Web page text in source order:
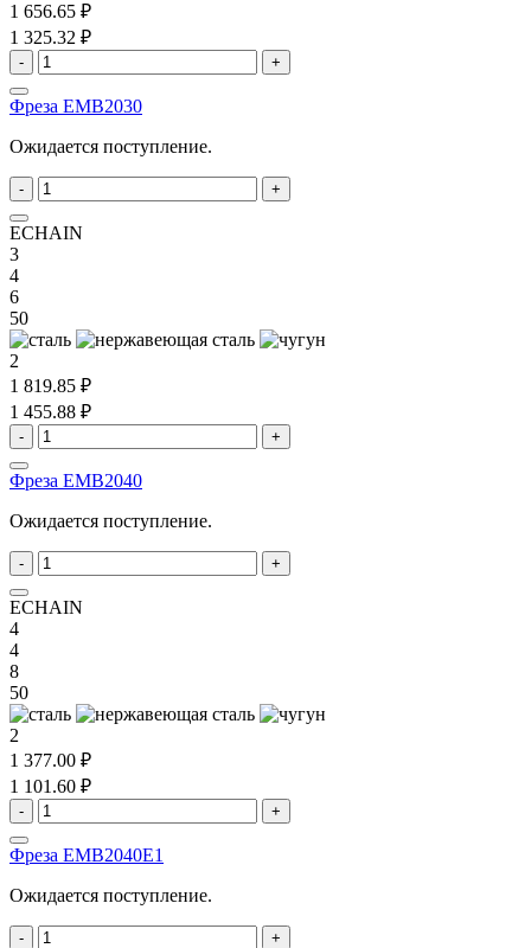
1 656.65 ₽
1 325.32 ₽
- +
Фреза EMB2030
Ожидается поступление.
- +
ECHAIN
3
4
6
50
2
1 819.85 ₽
1 455.88 ₽
- +
Фреза EMB2040
Ожидается поступление.
- +
ECHAIN
4
4
8
50
2
1 377.00 ₽
1 101.60 ₽
- +
Фреза EMB2040E1
Ожидается поступление.
- +